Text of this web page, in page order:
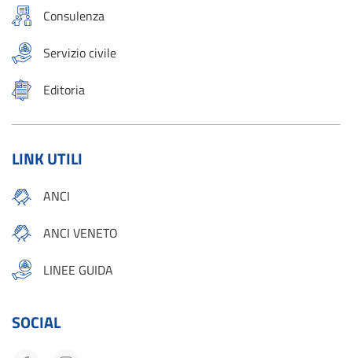
Consulenza
Servizio civile
Editoria
LINK UTILI
ANCI
ANCI VENETO
LINEE GUIDA
SOCIAL